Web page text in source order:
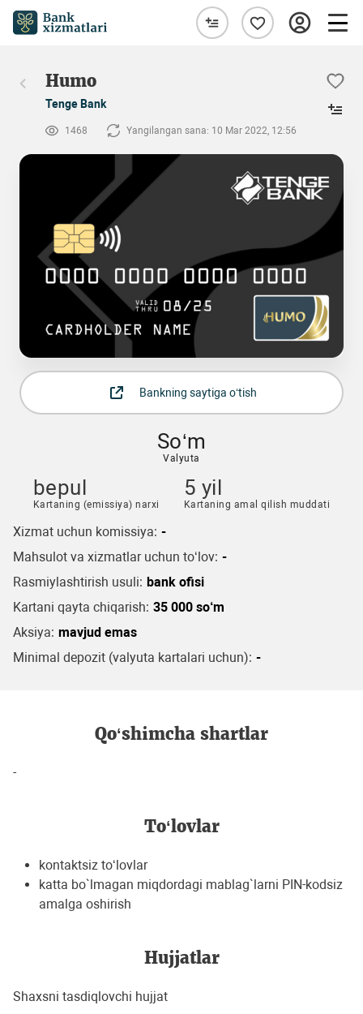
Humo
Tenge Bank
1468 Yangilangan sana: 10 Mar 2022, 12:56
Bankning saytiga o‘tish
So‘m
Valyuta
bepul
Kartaning (emissiya) narxi
5 yil
Kartaning amal qilish muddati
Xizmat uchun komissiya: -
Mahsulot va xizmatlar uchun to‘lov: -
Rasmiylashtirish usuli: bank ofisi
Kartani qayta chiqarish: 35 000 so‘m
Aksiya: mavjud emas
Minimal depozit (valyuta kartalari uchun): -
Qo‘shimcha shartlar
-
To‘lovlar
kontaktsiz to‘lovlar
katta bo`lmagan miqdordagi mablag`larni PIN-kodsiz
amalga oshirish
Hujjatlar
Shaxsni tasdiqlovchi hujjat